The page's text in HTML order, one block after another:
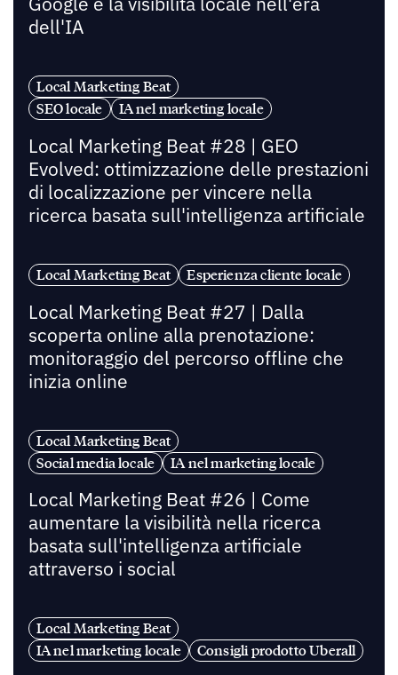
dell'IA
Local Marketing Beat
SEO locale
IA nel marketing locale
Local Marketing Beat #28 | GEO
Evolved: ottimizzazione delle prestazioni
di localizzazione per vincere nella
ricerca basata sull'intelligenza artificiale
Local Marketing Beat Esperienza cliente locale
Local Marketing Beat #27 | Dalla
scoperta online alla prenotazione:
monitoraggio del percorso offline che
inizia online
Local Marketing Beat
Social media locale
IA nel marketing locale
Local Marketing Beat #26 | Come
aumentare la visibilità nella ricerca
basata sull'intelligenza artificiale
attraverso i social
Local Marketing Beat
IA nel marketing locale
Consigli prodotto Uberall